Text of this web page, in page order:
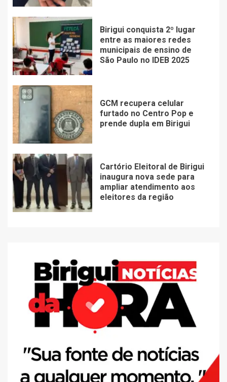
Birigui conquista 2º lugar
entre as maiores redes
municipais de ensino de
São Paulo no IDEB 2025
GCM recupera celular
furtado no Centro Pop e
prende dupla em Birigui
Cartório Eleitoral de Birigui
inaugura nova sede para
ampliar atendimento aos
eleitores da região